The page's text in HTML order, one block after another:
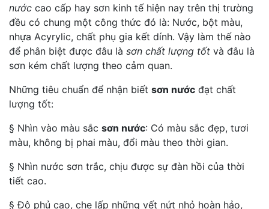
nước cao cấp hay sơn kinh tế hiện nay trên thị trường
đều có chung một công thức đó là: Nước, bột màu,
nhựa Acyrylic, chất phụ gia kết dính. Vậy làm thế nào
để phân biệt được đâu là sơn chất lượng tốt và đâu là
sơn kém chất lượng theo cảm quan.
Những tiêu chuẩn để nhận biết sơn nước đạt chất
lượng tốt:
§ Nhìn vào màu sắc sơn nước: Có màu sắc đẹp, tươi
màu, không bị phai màu, đổi màu theo thời gian.
§ Nhìn nước sơn trắc, chịu được sự đàn hồi của thời
tiết cao.
§ Độ phủ cao, che lấp những vết nứt nhỏ hoàn hảo,